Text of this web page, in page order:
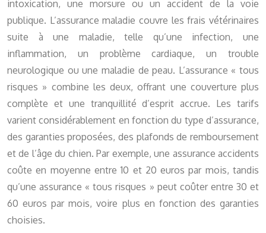
intoxication, une morsure ou un accident de la voie
publique. L’assurance maladie couvre les frais vétérinaires
suite à une maladie, telle qu’une infection, une
inflammation, un problème cardiaque, un trouble
neurologique ou une maladie de peau. L’assurance « tous
risques » combine les deux, offrant une couverture plus
complète et une tranquillité d’esprit accrue. Les tarifs
varient considérablement en fonction du type d’assurance,
des garanties proposées, des plafonds de remboursement
et de l’âge du chien. Par exemple, une assurance accidents
coûte en moyenne entre 10 et 20 euros par mois, tandis
qu’une assurance « tous risques » peut coûter entre 30 et
60 euros par mois, voire plus en fonction des garanties
choisies.